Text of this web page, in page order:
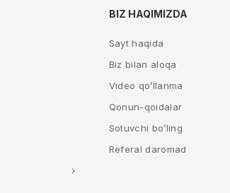
BIZ HAQIMIZDA
Sayt haqida
Biz bilan aloqa
Video qo’llanma
Qonun-qoidalar
Sotuvchi bo’ling
Referal daromad